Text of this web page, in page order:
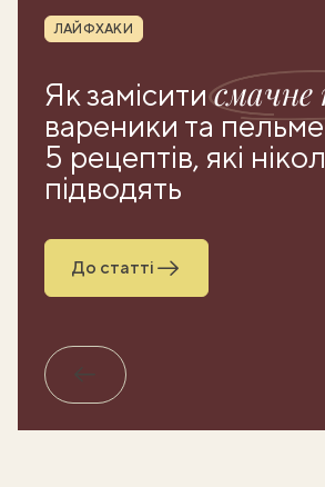
Рубрика
ЛАЙФХАКИ
Як замісити
вареники та
5 рецептів, які
підводять
До статті
Назад